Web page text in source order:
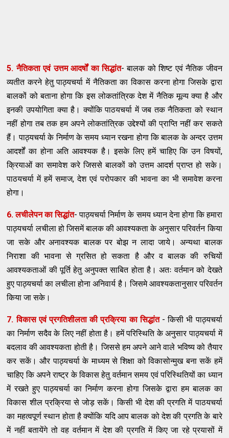
5. नैतिकता एवं उत्तम आदर्षों का सिद्धांत- बालक को शिष्ट एवं नैतिक जीवन
व्यतीत करने हेतु पाठ्यचर्या में नैतिकता का विकास करना होगा जिसके द्वारा
बालकों को बताना होगा कि इस लोकतांत्रिक देश में नैतिक मूल्य क्या है और
इनकी उपयोगिता क्या है। क्योंकि पाठयचर्या में जब तक नैतिकता को स्थान
नहीं होगा तब तक हम अपने लोकतांत्रिक उद्देश्यों की प्राप्ति नहीं कर सकते
हैं। पाठ्यचर्या के निर्माण के समय ध्यान रखना होगा कि बालक के अन्दर उत्तम
आदर्शों का होना अति आवश्यक है। इसके लिए हमें चाहिए कि उन विषयों,
क्रियाओं का समावेश करे जिससे बालकों को उत्तम आदर्श प्राप्त हो सके।
पाठयचर्या में हमें समाज, देश एवं परोपकार की भावना का भी समावेश करना
होगा।
6. लचीलेपन का सिद्धांत- पाठ्यचर्या निर्माण के समय ध्यान देना होगा कि हमारा
पाठ्यचर्या लचीला हो जिसमें बालक की आवश्यकता के अनुसार परिवर्तन किया
जा सके और अनावश्यक बालक पर बोझ न लादा जाये। अन्यथा बालक
निराशा की भावना से ग्रसित हो सकता है और व बालक की रुचियों
आवश्यकताओं की पूर्ति हेतु अनुपक्त साबित होता है। अतः वर्तमान को देखते
हुए पाठ्यचर्या का लचीला होना अनिवार्य है। जिसमे आवश्यकतानुसार परिवर्तन
किया जा सके।
7. विकास एवं प्रगतिशीलता की प्रक्रिया का सिद्धांत- किसी भी पाठ्यचर्या
का निर्माण सदैव के लिए नहीं होता है। हमें परिस्थिति के अनुसार पाठ्यचर्या में
बदलाव की आवश्यकता होती है। जिससे हम अपने आने वाले भविष्य को तैयार
कर सकें। और पाठ्यचर्या के माध्यम से शिक्षा को विकासोन्मुख बना सकें हमें
चाहिए कि अपने राष्ट्र के विकास हेतु वर्तमान समय एवं परिस्थितियों का ध्यान
में रखते हुए पाठ्यचर्या का निर्माण करना होगा जिसके द्वारा हम बालक का
विकास शील प्रक्रिया से जोड़ सकें। किसी भी देश की प्रगति में पाठयचर्या
का महत्वपूर्ण स्थान होता है क्योंकि यदि आप बालक को देश की प्रगति के बारे
में नहीं बतायेंगे तो वह वर्तमान में देश की प्रगति में किए जा रहे प्रयासों में